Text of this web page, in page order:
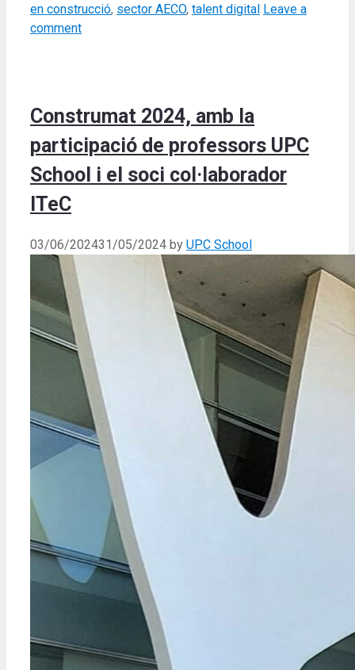
en construcció, sector AECO, talent digital Leave a
comment
Construmat 2024, amb la
participació de professors UPC
School i el soci col·laborador
ITeC
03/06/202431/05/2024 by UPC School